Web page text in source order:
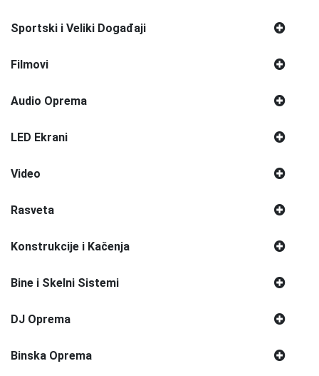
Sportski i Veliki Događaji
Filmovi
Audio Oprema
LED Ekrani
Video
Rasveta
Konstrukcije i Kačenja
Bine i Skelni Sistemi
DJ Oprema
Binska Oprema